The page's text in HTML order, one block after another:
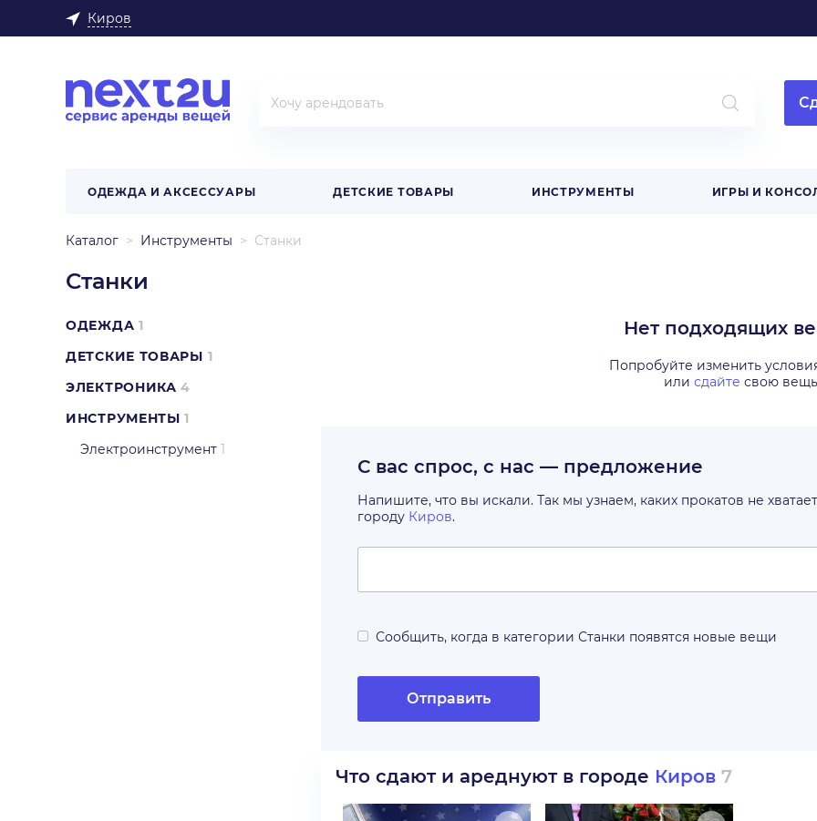
Киров
ОДЕЖДА И АКСЕССУАРЫ ДЕТСКИЕ ТОВАРЫ ИНСТРУМЕНТЫ ИГРЫ И
Каталог Инструменты Станки
Станки
ОДЕЖДА 1
ДЕТСКИЕ ТОВАРЫ 1
ЭЛЕКТРОНИКА 4
ИНСТРУМЕНТЫ 1
Электроинструмент 1
Нет подходящих
Попробуйте изменить
или сдайте свою вещь
С вас спрос, с нас — предложение
Напишите, что вы искали. Так мы узнаем, каких прокатов не хватает
городу Киров.
Сообщить, когда в категории Станки появятся новые вещи
Отправить
Что сдают и ареднуют в городе Киров 7